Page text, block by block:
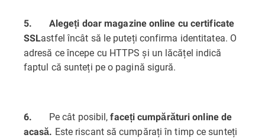
5. Alegeți doar magazine online cu certificate
SSLastfel încât să le puteți confirma identitatea. O
adresă ce începe cu HTTPS și un lăcățel indică
faptul că sunteți pe o pagină sigură.
6. Pe cât posibil,faceți cumpărături online de
acasă. Este riscant să cumpărați în timp ce sunteți